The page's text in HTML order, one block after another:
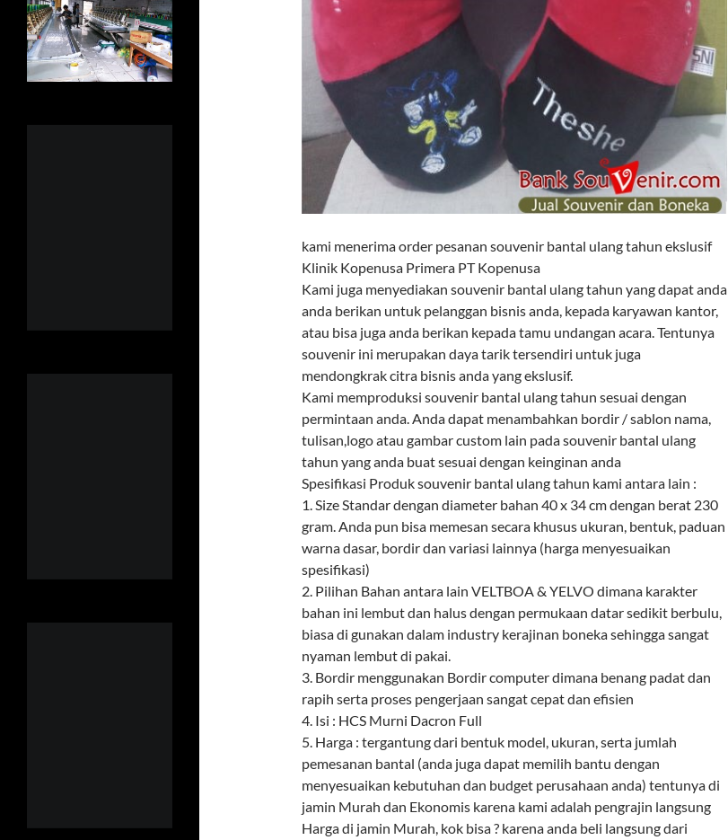
kami menerima order pesanan souvenir bantal ulang tahun ekslusif
Klinik Kopenusa Primera PT Kopenusa
Kami juga menyediakan souvenir bantal ulang tahun yang dapat anda
anda berikan untuk pelanggan bisnis anda, kepada karyawan kantor,
atau bisa juga anda berikan kepada tamu undangan acara. Tentunya
souvenir ini merupakan daya tarik tersendiri untuk juga
mendongkrak citra bisnis anda yang ekslusif.
Kami memproduksi souvenir bantal ulang tahun sesuai dengan
permintaan anda. Anda dapat menambahkan bordir / sablon nama,
tulisan,logo atau gambar custom lain pada souvenir bantal ulang
tahun yang anda buat sesuai dengan keinginan anda
Spesifikasi Produk souvenir bantal ulang tahun kami antara lain :
1. Size Standar dengan diameter bahan 40 x 34 cm dengan berat 230
gram. Anda pun bisa memesan secara khusus ukuran, bentuk, paduan
warna dasar, bordir dan variasi lainnya (harga menyesuaikan
spesifikasi)
2. Pilihan Bahan antara lain VELTBOA & YELVO dimana karakter
bahan ini lembut dan halus dengan permukaan datar sedikit berbulu,
biasa di gunakan dalam industry kerajinan boneka sehingga sangat
nyaman lembut di pakai.
3. Bordir menggunakan Bordir computer dimana benang padat dan
rapih serta proses pengerjaan sangat cepat dan efisien
4. Isi : HCS Murni Dacron Full
5. Harga : tergantung dari bentuk model, ukuran, serta jumlah
pemesanan bantal (anda juga dapat memilih bantu dengan
menyesuaikan kebutuhan dan budget perusahaan anda) tentunya di
jamin Murah dan Ekonomis karena kami adalah pengrajin langsung
Harga di jamin Murah, kok bisa ? karena anda beli langsung dari